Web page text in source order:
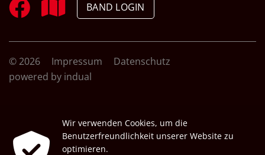
BAND LOGIN
© 2026 Impressum
Datenschutz
powered by indual
Wir verwenden Cookies, um die
Benutzerfreundlichkeit unserer Website zu
optimieren.